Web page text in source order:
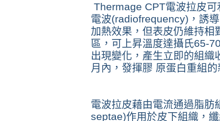
Thermage CPT電波拉皮
電波(radiofrequency)，誘
加熱效果，但表皮仍維持相
區，可上昇溫度達攝氏65-
出現變化，產生立即的組織
月內，發揮膠 原蛋白重組
電波拉皮藉由電流通過脂
septae)作用於皮下組織，